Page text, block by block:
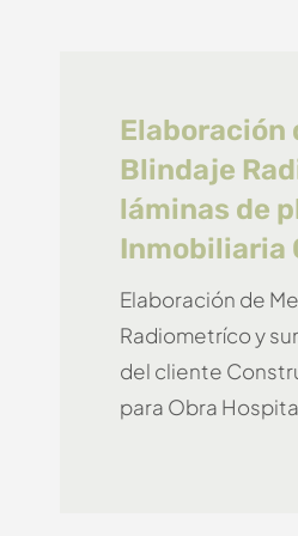
Elaboración
Blindaje
láminas de
Inmobiliaria
Elaboración de
Radiometríco y
del cliente
para Obra